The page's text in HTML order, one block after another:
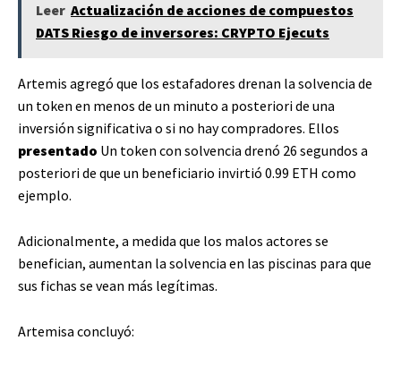
Leer Actualización de acciones de compuestos
DATS Riesgo de inversores: CRYPTO Ejecuts
Artemis agregó que los estafadores drenan la solvencia de
un token en menos de un minuto a posteriori de una
inversión significativa o si no hay compradores. Ellos
presentado Un token con solvencia drenó 26 segundos a
posteriori de que un beneficiario invirtió 0.99 ETH como
ejemplo.
Adicionalmente, a medida que los malos actores se
benefician, aumentan la solvencia en las piscinas para que
sus fichas se vean más legítimas.
Artemisa concluyó: